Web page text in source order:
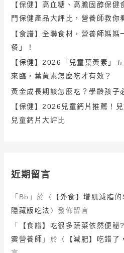
【保健】高血糖、高膽固醇保
門保健產品大評比，營養師教你
【食譜】全聯食材，營養師媽
餐」！
【保健】2026「兒童葉黃素」
來臨，葉黃素怎麼吃才有效？
黃金成長期該怎麼吃？學齡孩子
【保健】2026兒童鈣片推薦！
兒童鈣片大評比
近期留言
「 Bb 」於〈
【外食】增肌減脂
隱藏版吃法 〉發佈留言
「
【食譜】吃很多蔬菜依然便
霙營養師 」於〈 【減肥】吃錯